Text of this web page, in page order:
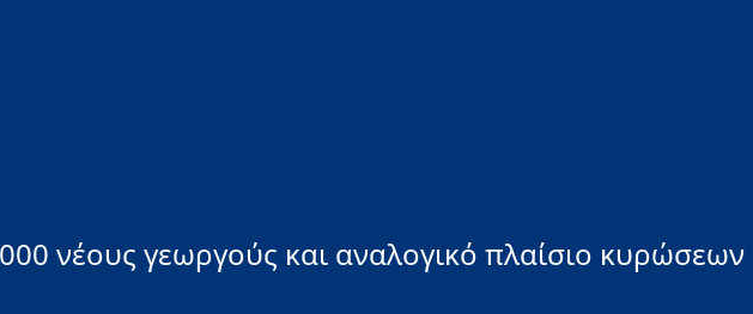
νέους γεωργούς και αναλογικό πλαίσιο κυρώσεων